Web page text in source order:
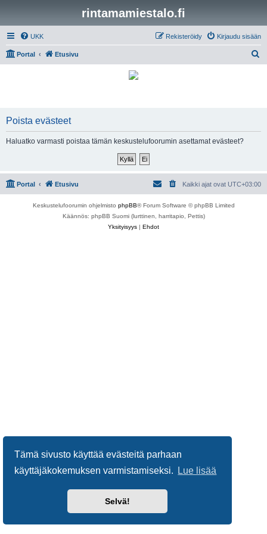
Tämä sivusto käyttää evästeitä parhaan
käyttäjäkokemuksen varmistamiseksi.
Lue lisää
Selvä!
rintamamiestalo.fi
UKK Kirjaudu sisään
Rekisteröidy
Portal Etusivu
Poista evästeet
Haluatko varmasti poistaa tämän keskustelufoorumin asettamat evästeet?
Portal Etusivu Kaikki ajat ovat UTC+03:00
Keskustelufoorumin ohjelmisto phpBB® Forum Software © phpBB Limited
Käännös: phpBB Suomi (lurttinen, harritapio, Pettis)
Yksityisyys | Ehdot